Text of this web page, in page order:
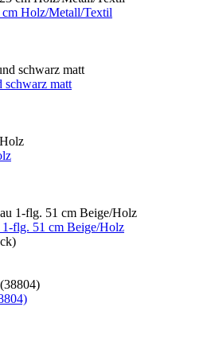
Holz/Metall/Textil
schwarz matt
flg. 51 cm Beige/Holz